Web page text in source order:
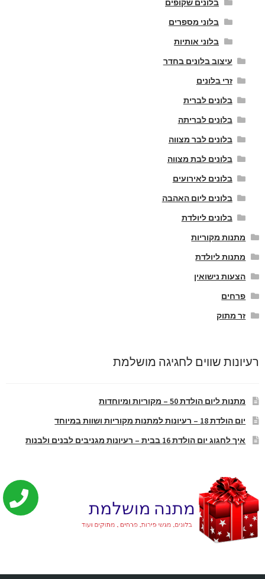
בלונים שקופים
בלוני מספרים
בלוני אותיות
עיצוב בלונים בחדר
זרי בלונים
בלונים לברית
בלונים לבריתה
בלונים לבר מצווה
בלונים לבת מצווה
בלונים לאירועים
בלונים ליום האהבה
בלונים ליולדת
מתנות מקוריות
מתנות ליולדת
הצעות נישואין
פרחים
זר מתוק
רעיונות שווים לחגיגה מושלמת
מתנות ליום הולדת 50 – מקוריות ומיוחדות
יום הולדת 18 – רעיונות למתנות מקוריות ושוות במיוחד
איך לחגוג יום הולדת 16 בבית – רעיונות מגניבים לבנים ולבנות